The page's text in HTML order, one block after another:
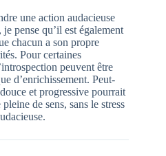
une action audacieuse
pense qu’il est également
chacun a son propre
Pour certaines
peuvent être
d’enrichissement. Peut-
et progressive pourrait
de sens, sans le stress